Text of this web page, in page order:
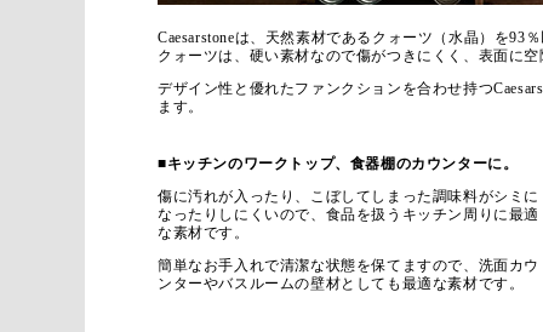
Caesarstoneは、天然素材であるクォーツ（水晶）を93
クォーツは、硬い素材なので傷がつきにくく、表面に
デザイン性と優れたファンクションを合わせ持つ
ます。
■キッチンのワークトップ、食器棚のカウンターに。
傷に汚れが入ったり、こぼしてしまった調味料がシミに
なったりしにくいので、食品を扱うキッチン周りに最適
な素材です。
簡単なお手入れで清潔な状態を保てますので、洗面カウ
ンターやバスルームの壁材としても最適な素材です。